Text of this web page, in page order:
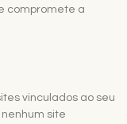
compromete a
vinculados ao seu
site